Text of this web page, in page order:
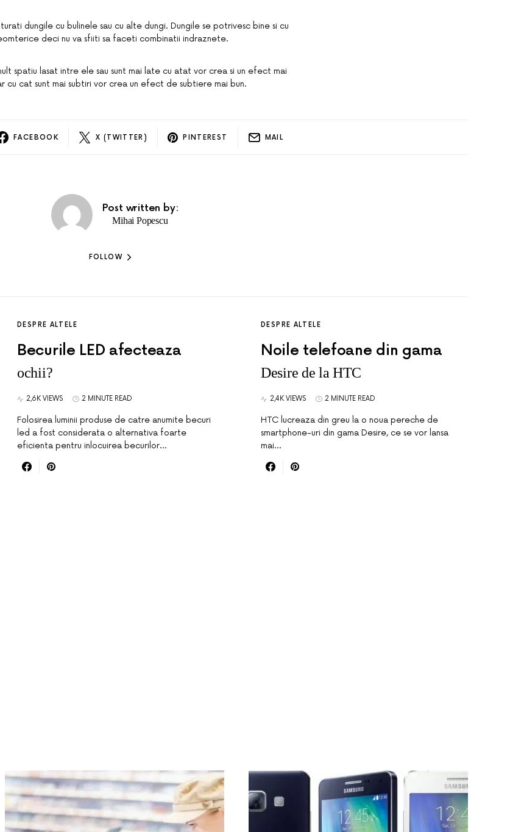
dungile cu bulinele sau cu alte dungi. Dungile se potrivesc bine si cu
deci nu va sfiiti sa faceti combinatii indraznete.
spatiu lasat intre ele sau sunt mai late cu atat vor crea si un efect mai
cu cat sunt mai subtiri vor crea un efect de subtiere mai bun.
FACEBOOK X (TWITTER) PINTEREST MAIL
Post written by:
Mihai Popescu
FOLLOW
DESPRE ALTELE
Becurile LED afecteaza
ochii?
2,6K VIEWS 2 MINUTE READ
Folosirea luminii produse de catre anumite becuri
led a fost considerata o alternativa foarte
eficienta pentru inlocuirea becurilor…
DESPRE ALTELE
Noile telefoane din gama
Desire de la HTC
2,4K VIEWS 2 MINUTE READ
HTC lucreaza din greu la o noua pereche de
smartphone-uri din gama Desire, ce se vor lansa
mai…